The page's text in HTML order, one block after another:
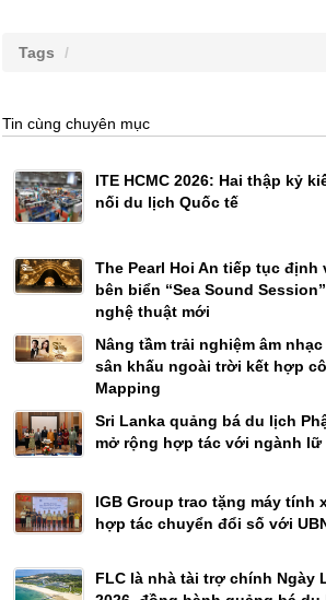
Tags
Tin cùng chuyên mục
ITE HCMC 2026: Hai thập kỷ
nối du lịch Quốc tế
The Pearl Hoi An tiếp tục định
bên biển “Sea Sound
nghệ thuật mới
Nâng tầm trải nghiệm âm
sân khấu ngoài trời kết hợp
Mapping
Sri Lanka quảng bá du lịch
mở rộng hợp tác với ngành lữ
IGB Group trao tặng máy tính
hợp tác chuyển đổi số với
FLC là nhà tài trợ chính Ngày